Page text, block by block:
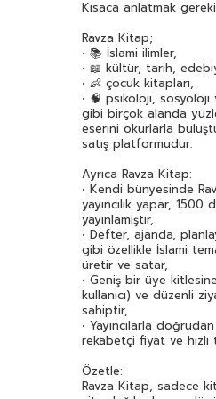
Kısaca anlatmak
Ravza Kitap;
• 📚 İslami ilimler,
• 📖 kültür, tarih,
• 👶 çocuk kitapları,
• 🧠 psikoloji, sosyoloji
gibi birçok alanda
eserini okurlarla
satış platformudur.
Ayrıca Ravza Kitap:
• Kendi bünyesinde
yayıncılık yapar, 1500
yayınlamıştır,
• Defter, ajanda,
gibi özellikle İslami
üretir ve satar,
• Geniş bir üye
kullanıcı) ve düzenli
sahiptir,
• Yayıncılarla
rekabetçi fiyat ve
Özetle:
Ravza Kitap, sadece